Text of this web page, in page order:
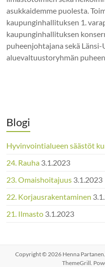
asukkaidemme puolesta.
kaupunginhallituksen 1.
kaupunginhallituksen
puheenjohtajana sekä
aluevaltuustoryhmän
Blogi
Hyvinvointialueen säästöt
24. Rauha 3.1.2023
23. Omaishoitajuus 3.1.2023
22. Korjausrakentaminen
21. Ilmasto 3.1.2023
Copyright © 2026 Henna Partanen
ThemeGrill.